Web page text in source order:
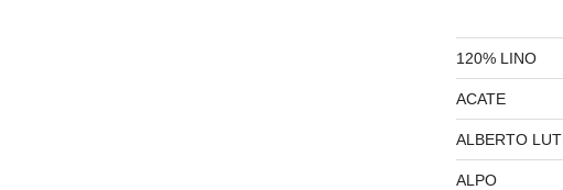
120% LINO
ACATE
ALBERTO
ALPO